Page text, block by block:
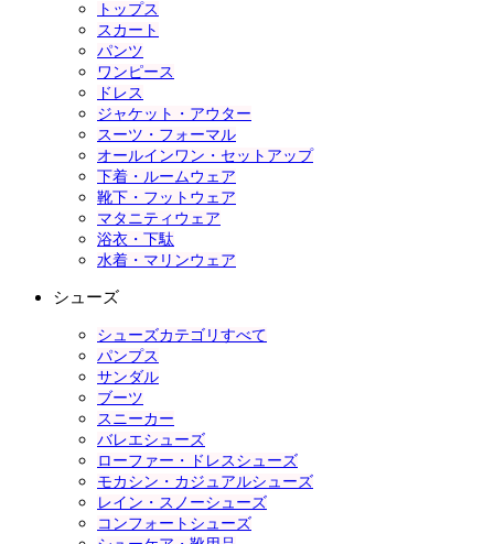
トップス
スカート
パンツ
ワンピース
ドレス
ジャケット・アウター
スーツ・フォーマル
オールインワン・セットアップ
下着・ルームウェア
靴下・フットウェア
マタニティウェア
浴衣・下駄
水着・マリンウェア
シューズ
シューズカテゴリすべて
パンプス
サンダル
ブーツ
スニーカー
バレエシューズ
ローファー・ドレスシューズ
モカシン・カジュアルシューズ
レイン・スノーシューズ
コンフォートシューズ